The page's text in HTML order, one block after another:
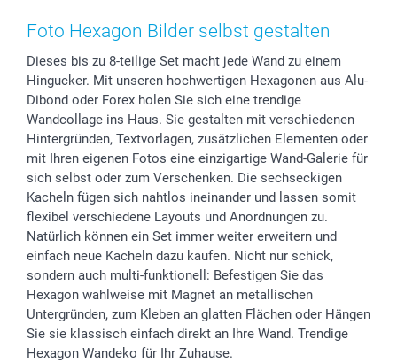
Zubehör & Material
Foto-Kalender & Agenden
Sticker & Etiketten
Geschenk-Gutscheine (PDF)
AGB
Presse
Partnerprogramme
Investor Relations
B2B smartbusiness
Widerrufsrecht
Muttertag
Kommunion & Konfirmation
Hochzeit
Geburtstag
Geburt
Zu allen Anlässen
Anmelden /Registrieren
Preise und Versandkosten
Lieferfristen
72h Lieferung
Zahlungsmöglichkeiten
Sitemap
Status der Bestellung
smartfriends
smartgarantie
smartbonus
Foto Hexagon Bilder selbst gestalten
Dieses bis zu 8-teilige Set macht jede Wand zu einem
Hingucker. Mit unseren hochwertigen Hexagonen aus Alu-
Dibond oder Forex holen Sie sich eine trendige
Wandcollage ins Haus. Sie gestalten mit verschiedenen
Hintergründen, Textvorlagen, zusätzlichen Elementen oder
mit Ihren eigenen Fotos eine einzigartige Wand-Galerie für
sich selbst oder zum Verschenken. Die sechseckigen
Kacheln fügen sich nahtlos ineinander und lassen somit
flexibel verschiedene Layouts und Anordnungen zu.
Natürlich können ein Set immer weiter erweitern und
einfach neue Kacheln dazu kaufen. Nicht nur schick,
sondern auch multi-funktionell: Befestigen Sie das
Hexagon wahlweise mit Magnet an metallischen
Untergründen, zum Kleben an glatten Flächen oder Hängen
Sie sie klassisch einfach direkt an Ihre Wand. Trendige
Hexagon Wandeko für Ihr Zuhause.